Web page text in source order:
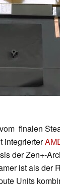
finalen
integrierter
der Zen+-
ist als der
Units